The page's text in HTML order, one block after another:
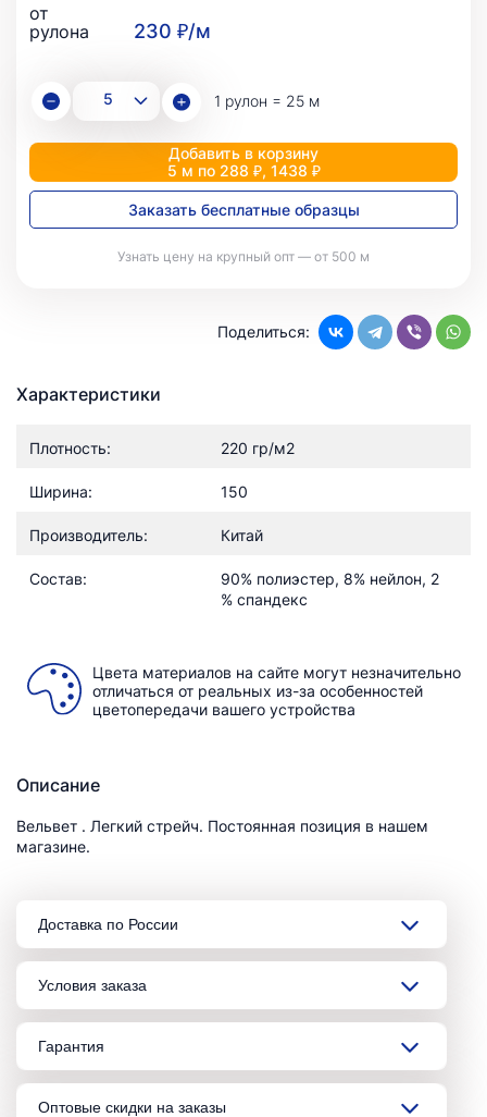
от
рулона
230 ₽/м
1 рулон = 25 м
Добавить в корзину
5 м по 288 ₽, 1438 ₽
Заказать бесплатные образцы
Узнать цену на крупный опт — от 500 м
Поделиться:
Характеристики
Плотность: 220 гр/м2
Ширина: 150
Производитель: Китай
Состав:
90% полиэстер, 8% нейлон, 2
% спандекс
Цвета материалов на сайте могут незначительно
отличаться от реальных из-за особенностей
цветопередачи вашего устройства
Описание
Вельвет . Легкий стрейч. Постоянная позиция в нашем
магазине.
Доставка по России
Условия заказа
Гарантия
Оптовые скидки на заказы